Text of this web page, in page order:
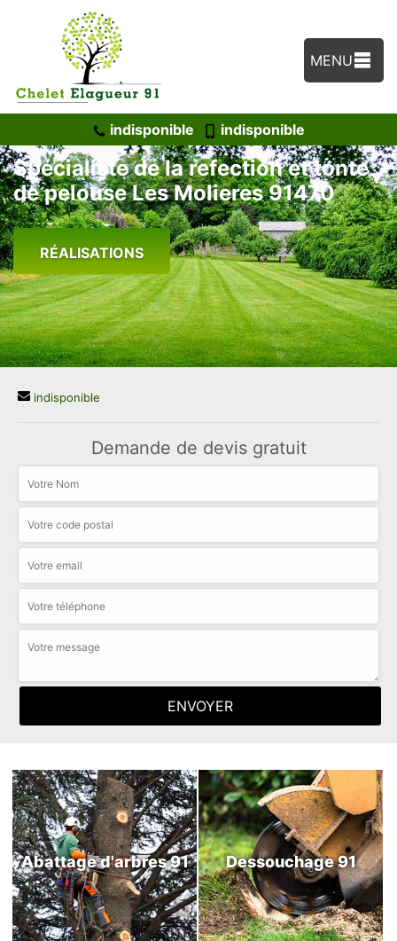
MENU
indisponible indisponible
Spécialiste de la refection et tonte
de pelouse Les Molieres 91470
RÉALISATIONS
indisponible
Demande de devis gratuit
Abattage d'arbres 91 Dessouchage 91